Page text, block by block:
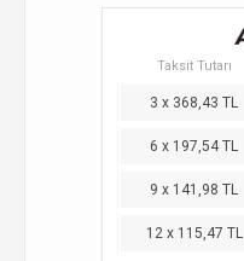
Taksit Tutarı
3 x 368,43 TL
6 x 197,54 TL
9 x 141,98 TL
12 x 115,47 TL